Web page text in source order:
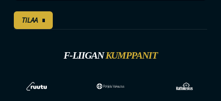
TILAA
F-LIIGANKUMPPANIT